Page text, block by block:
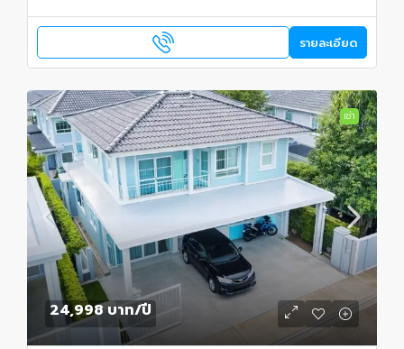
รายละเอียด
เช่า
24,998 บาท/ปี